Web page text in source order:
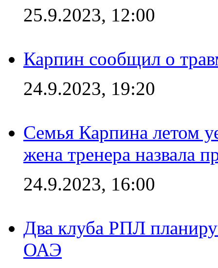
25.9.2023, 12:00
Карпин сообщил о
24.9.2023, 19:20
Семья Карпина летом
жена тренера назвала
24.9.2023, 16:00
Два клуба РПЛ
ОАЭ